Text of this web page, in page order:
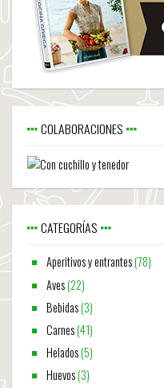
COLABORACIONES
CATEGORÍAS
Aperitivos y entrantes(78)
Aves(22)
Bebidas(3)
Carnes(41)
Helados(5)
Huevos(3)